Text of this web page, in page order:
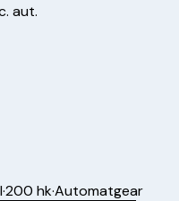
aut.
·200 hk·Automatgear